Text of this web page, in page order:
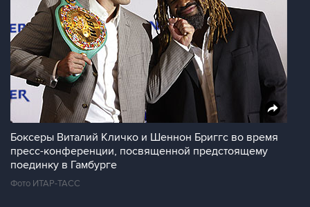
Боксеры Виталий Кличко и Шеннон Бриггс во время
пресс-конференции, посвященной предстоящему
поединку в Гамбурге
Фото ИТАР-ТАСС